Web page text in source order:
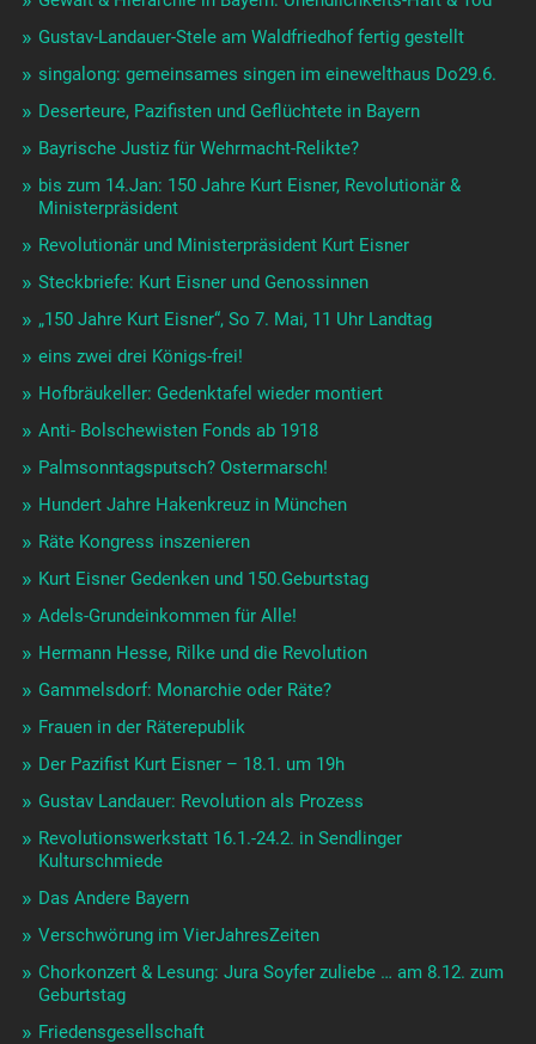
Gustav-Landauer-Stele am Waldfriedhof fertig gestellt
singalong: gemeinsames singen im einewelthaus Do29.6.
Deserteure, Pazifisten und Geflüchtete in Bayern
Bayrische Justiz für Wehrmacht-Relikte?
bis zum 14.Jan: 150 Jahre Kurt Eisner, Revolutionär &
Ministerpräsident
Revolutionär und Ministerpräsident Kurt Eisner
Steckbriefe: Kurt Eisner und Genossinnen
„150 Jahre Kurt Eisner“, So 7. Mai, 11 Uhr Landtag
eins zwei drei Königs-frei!
Hofbräukeller: Gedenktafel wieder montiert
Anti- Bolschewisten Fonds ab 1918
Palmsonntagsputsch? Ostermarsch!
Hundert Jahre Hakenkreuz in München
Räte Kongress inszenieren
Kurt Eisner Gedenken und 150.Geburtstag
Adels-Grundeinkommen für Alle!
Hermann Hesse, Rilke und die Revolution
Gammelsdorf: Monarchie oder Räte?
Frauen in der Räterepublik
Der Pazifist Kurt Eisner – 18.1. um 19h
Gustav Landauer: Revolution als Prozess
Revolutionswerkstatt 16.1.-24.2. in Sendlinger
Kulturschmiede
Das Andere Bayern
Verschwörung im VierJahresZeiten
Chorkonzert & Lesung: Jura Soyfer zuliebe … am 8.12. zum
Geburtstag
Friedensgesellschaft